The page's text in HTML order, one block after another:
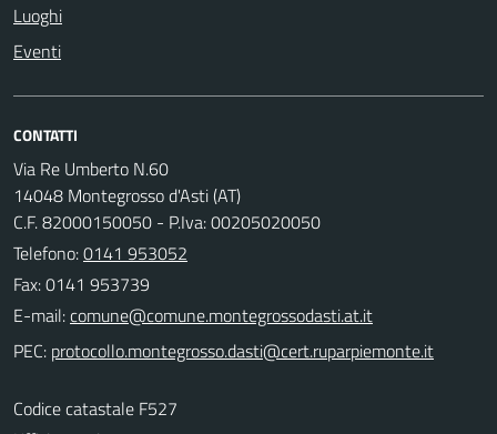
Luoghi
Eventi
CONTATTI
Via Re Umberto N.60
14048 Montegrosso d'Asti (AT)
C.F. 82000150050 - P.Iva: 00205020050
Telefono:0141 953052
Fax: 0141 953739
E-mail:
PEC:
Codice catastale F527